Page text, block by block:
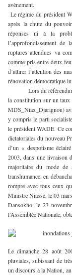
avènement.
Le régime du président
après la chute du
réponses ni à la
l’approfondissement
ruptures attendues va
comme pris entre deux
d’attirer l’attention des
rénovation démocratique
Lors du référendum
la constitution sur un
MDS_Niax_Djarignou)
y compris le parti
le président WADE. Ce
dictatoriales du nouveau
d’un « despotisme
2003, dans une livraison
majoritaire du mode de
transhumance, en
rompre avec tous ceux
Ministre Niasse, le 03
Dansokho, le 23
l’Assemblée Nationale,
Le dimanche 28 août
pluviales, subissant de
un discours à la Nation,